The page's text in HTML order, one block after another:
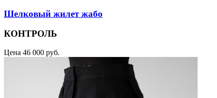
Шелковый жилет жабо
КОНТРОЛЬ
Цена 46 000 руб.